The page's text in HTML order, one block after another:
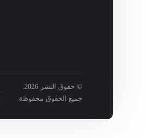
© حقوق النشر 2026.
جميع الحقوق محفوظة.